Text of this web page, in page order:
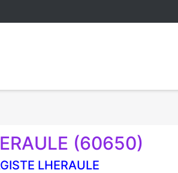
(60650)
LHERAULE